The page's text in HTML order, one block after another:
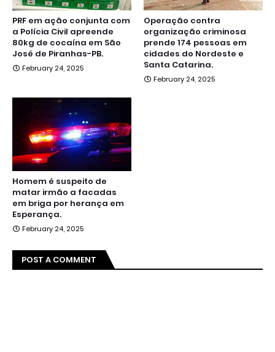
PRF em ação conjunta com
a Polícia Civil apreende
80kg de cocaína em São
José de Piranhas-PB.
February 24, 2025
Operação contra
organização criminosa
prende 174 pessoas em
cidades do Nordeste e
Santa Catarina.
February 24, 2025
Homem é suspeito de
matar irmão a facadas
em briga por herança em
Esperança.
February 24, 2025
POST A COMMENT